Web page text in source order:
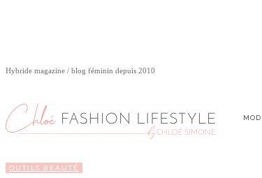
Hybride magazine / blog féminin depuis 2010
OUTILS BEAUTÉ